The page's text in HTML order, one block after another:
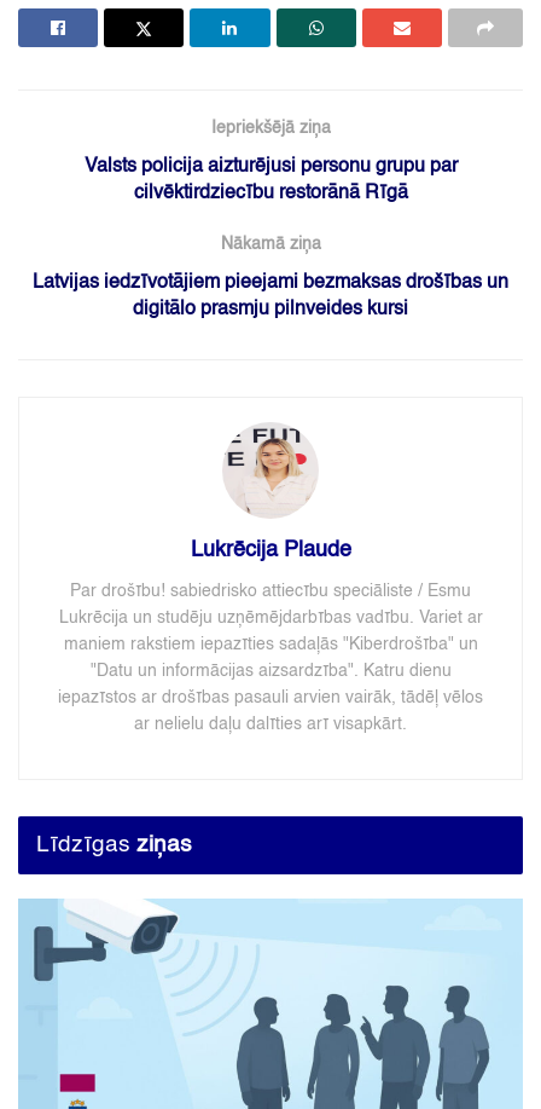
Iepriekšējā ziņa
Valsts policija aizturējusi personu grupu par
cilvēktirdziecību restorānā Rīgā
Nākamā ziņa
Latvijas iedzīvotājiem pieejami bezmaksas drošības un
digitālo prasmju pilnveides kursi
Lukrēcija Plaude
Par drošību! sabiedrisko attiecību speciāliste / Esmu
Lukrēcija un studēju uzņēmējdarbības vadību. Variet ar
maniem rakstiem iepazīties sadaļās "Kiberdrošība" un
"Datu un informācijas aizsardzība". Katru dienu
iepazīstos ar drošības pasauli arvien vairāk, tādēļ vēlos
ar nelielu daļu dalīties arī visapkārt.
Līdzīgas ziņas